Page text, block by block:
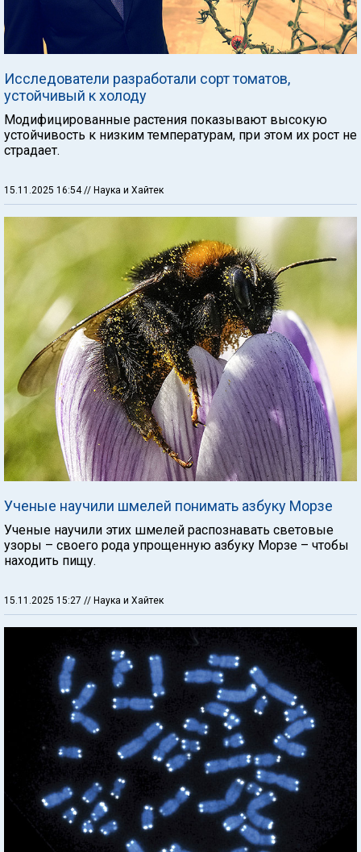
Исследователи разработали сорт томатов,
устойчивый к холоду
Модифицированные растения показывают высокую
устойчивость к низким температурам, при этом их рост не
страдает.
15.11.2025 16:54 // Наука и Хайтек
Ученые научили шмелей понимать азбуку Морзе
Ученые научили этих шмелей распознавать световые
узоры – своего рода упрощенную азбуку Морзе – чтобы
находить пищу.
15.11.2025 15:27 // Наука и Хайтек